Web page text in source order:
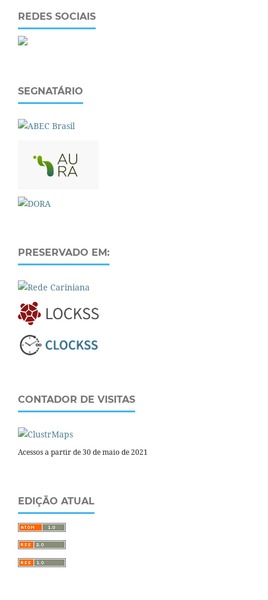
REDES SOCIAIS
SEGNATÁRIO
PRESERVADO EM:
CONTADOR DE VISITAS
Acessos a partir de 30 de maio de 2021
EDIÇÃO ATUAL